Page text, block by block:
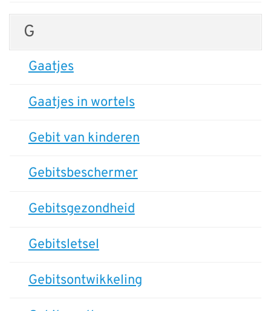
G
Gaatjes
Gaatjes in wortels
Gebit van kinderen
Gebitsbeschermer
Gebitsgezondheid
Gebitsletsel
Gebitsontwikkeling